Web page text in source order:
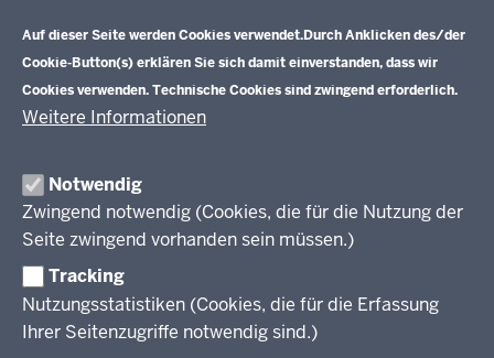
Auf dieser Seite werden Cookies verwendet.Durch Anklicken des/der
Cookie-Button(s) erklären Sie sich damit einverstanden, dass wir
Cookies verwenden. Technische Cookies sind zwingend erforderlich.
Weitere Informationen
Notwendig
Zwingend notwendig (Cookies, die für die Nutzung der
Seite zwingend vorhanden sein müssen.)
Tracking
Nutzungsstatistiken (Cookies, die für die Erfassung
Ihrer Seitenzugriffe notwendig sind.)
Zentrale Prüfungen 10
Übersicht
Fächer
Termine
Ergebnisberichte
Weitere Dokumente
Fragen und Antworten
Zentrale Klausuren Einführungsphase
Fächer
Aufgaben der letzten Jahre
Rechtsgrundlagen
Übersicht
Fächer
Prüfungsaufgaben
Rechtsgrundlagen
Termine
Ergebnisberichte
Zentralabitur Berufliches Gymnasium
Übersicht
Bildungsgänge
Fächer
Zentralabitur WbK
Übersicht